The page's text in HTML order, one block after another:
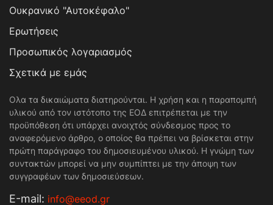
Ουκρανικό "Αυτοκέφαλο"
Ερωτήσεις
Προσωπικός λογαριασμός
Σχετικά με εμάς
Ολα τα δικαιώματα διατηρούνται. Η χρήση και η παραπομπή
υλικού από τον ιστότοπο της ΕΟΔ επιτρέπεται με την
προϋπόθεση ότι υπάρχει ανοιχτός σύνδεσμος προς το
αναφερόμενο άρθρο, ο οποίος θα πρέπει να βρίσκεται στην
πρώτη παράγραφο του δημοσιευμένου υλικού. Η γνώμη των
συντακτών μπορεί να μην συμπίπτει με την άποψη των
συγγραφέων των δημοσιεύσεων.
Е-mail: info@eeod.gr